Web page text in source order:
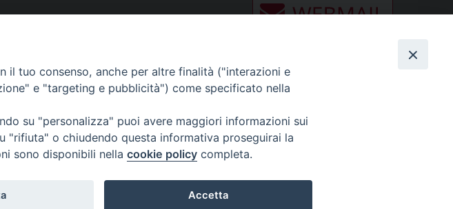
tuo consenso, anche per altre finalità ("interazioni e
e "targeting e pubblicità") come specificato nella
su "personalizza" puoi avere maggiori informazioni sui
"rifiuta" o chiudendo questa informativa proseguirai la
sono disponibili nella cookie policy completa.
Accetta